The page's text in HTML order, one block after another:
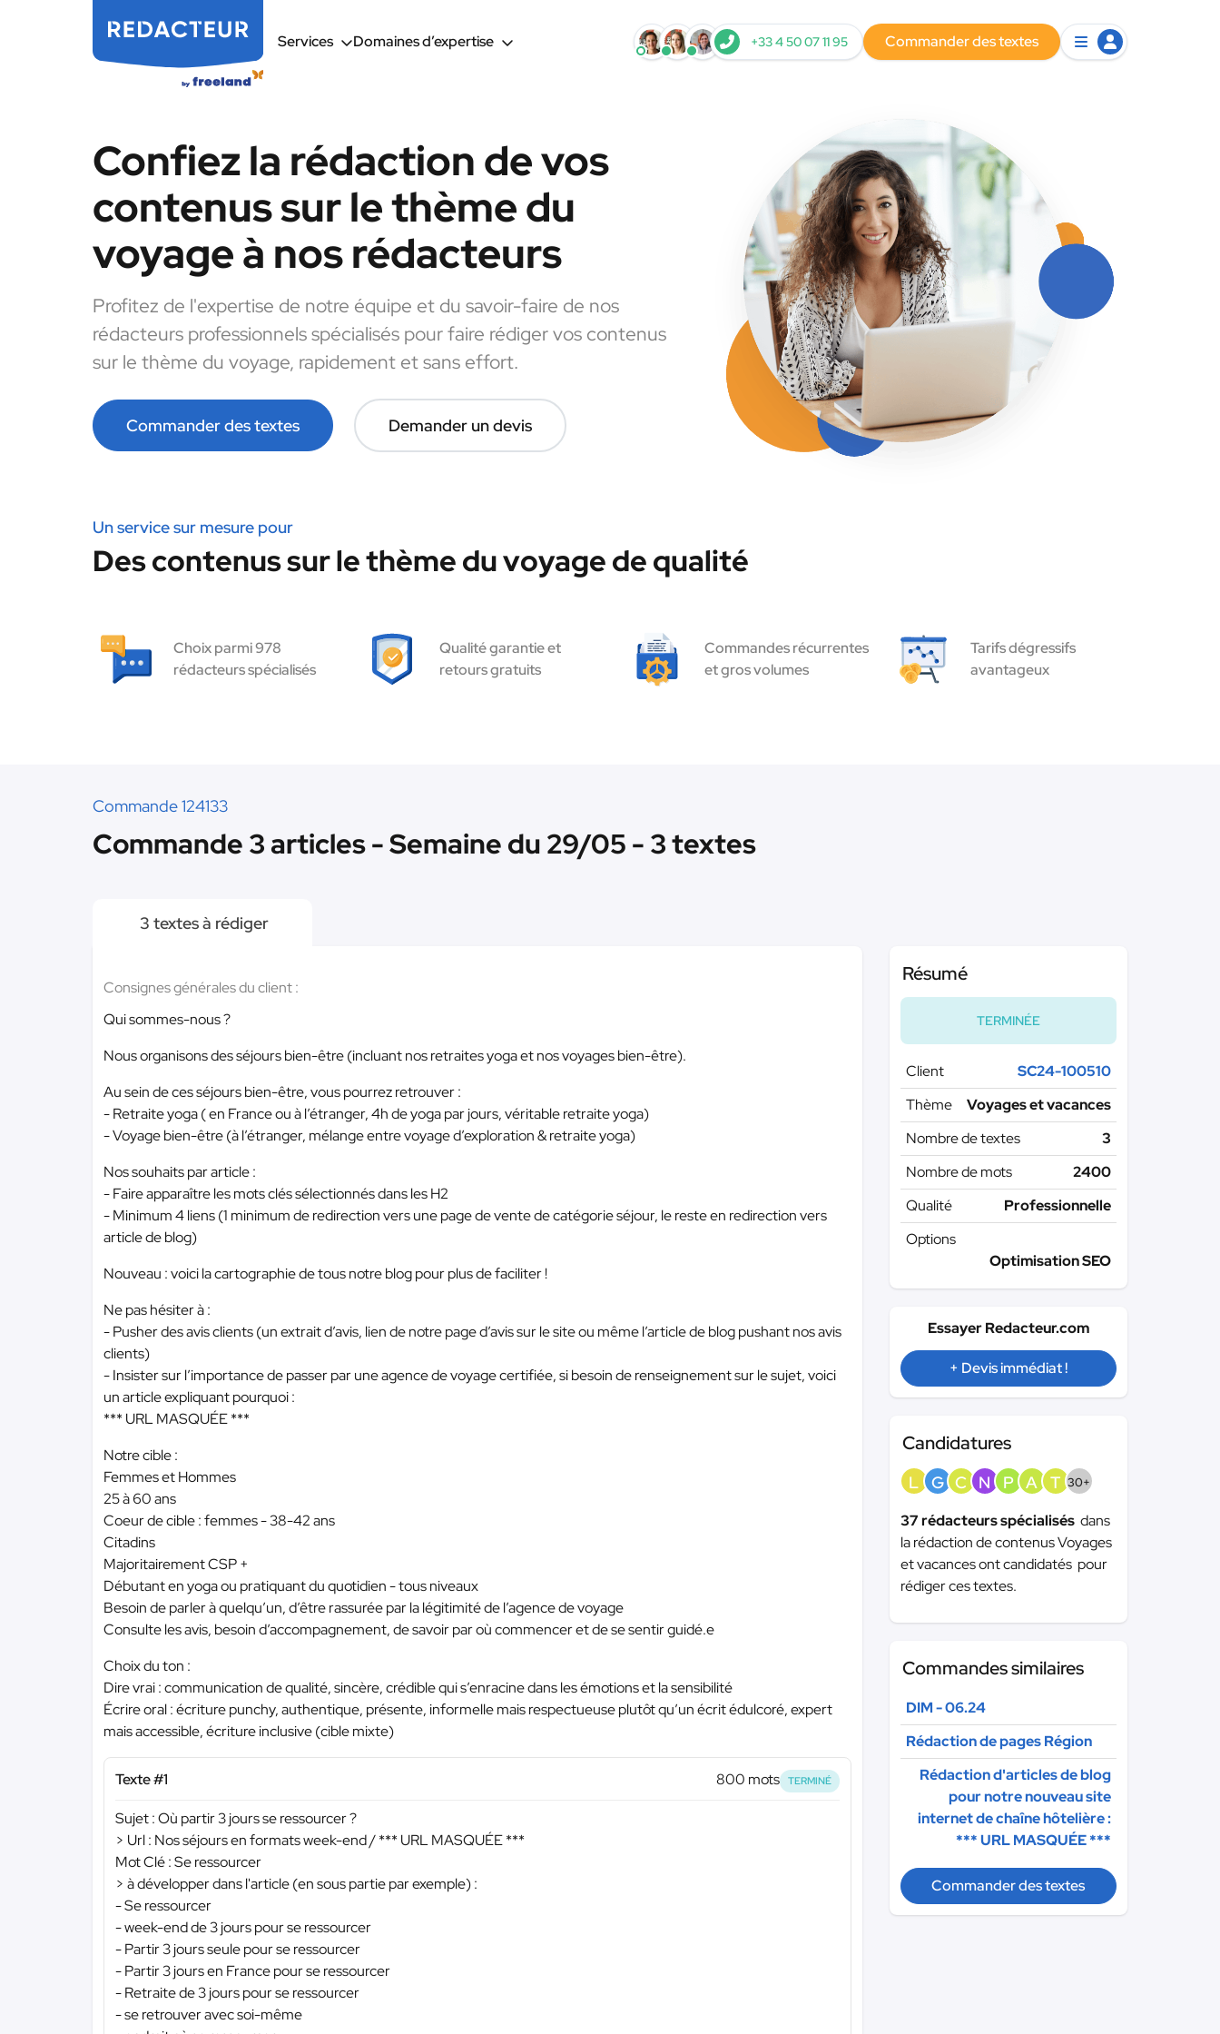
Services Domaines d’expertise +33 4 50 07 11 95 Commander des textes
Confiez la rédaction de vos
contenus sur le thème du
voyage à nos rédacteurs
Profitez de l'expertise de notre équipe et du savoir-faire de nos
rédacteurs professionnels spécialisés pour faire rédiger vos contenus
sur le thème du voyage, rapidement et sans effort.
Commander des textes Demander un devis
Un service sur mesure pour
Des contenus sur le thème du voyage de qualité
Choix parmi 978
rédacteurs spécialisés
Qualité garantie et
retours gratuits
Commandes récurrentes
et gros volumes
Tarifs dégressifs
avantageux
Commande 124133
Commande 3 articles - Semaine du 29/05 - 3 textes
3 textes à rédiger
Consignes générales du client :
Qui sommes-nous ?
Nous organisons des séjours bien-être (incluant nos retraites yoga et nos voyages bien-être).
Au sein de ces séjours bien-être, vous pourrez retrouver :
- Retraite yoga ( en France ou à l’étranger, 4h de yoga par jours, véritable retraite yoga)
- Voyage bien-être (à l’étranger, mélange entre voyage d’exploration & retraite yoga)
Nos souhaits par article :
- Faire apparaître les mots clés sélectionnés dans les H2
- Minimum 4 liens (1 minimum de redirection vers une page de vente de catégorie séjour, le reste en redirection vers
article de blog)
Nouveau : voici la cartographie de tous notre blog pour plus de faciliter !
Ne pas hésiter à :
- Pusher des avis clients (un extrait d’avis, lien de notre page d’avis sur le site ou même l’article de blog pushant nos avis
clients)
- Insister sur l’importance de passer par une agence de voyage certifiée, si besoin de renseignement sur le sujet, voici
un article expliquant pourquoi :
*** URL MASQUÉE ***
Notre cible :
Femmes et Hommes
25 à 60 ans
Coeur de cible : femmes - 38-42 ans
Citadins
Majoritairement CSP +
Débutant en yoga ou pratiquant du quotidien - tous niveaux
Besoin de parler à quelqu’un, d’être rassurée par la légitimité de l’agence de voyage
Consulte les avis, besoin d’accompagnement, de savoir par où commencer et de se sentir guidé.e
Choix du ton :
Dire vrai : communication de qualité, sincère, crédible qui s’enracine dans les émotions et la sensibilité
Écrire oral : écriture punchy, authentique, présente, informelle mais respectueuse plutôt qu’un écrit édulcoré, expert
mais accessible, écriture inclusive (cible mixte)
Texte #1 800 mots TERMINÉ
Sujet : Où partir 3 jours se ressourcer ?
> Url : Nos séjours en formats week-end /*** URL MASQUÉE ***
Mot Clé : Se ressourcer
> à développer dans l'article (en sous partie par exemple) :
- Se ressourcer
- week-end de 3 jours pour se ressourcer
- Partir 3 jours seule pour se ressourcer
- Partir 3 jours en France pour se ressourcer
- Retraite de 3 jours pour se ressourcer
- se retrouver avec soi-même
Résumé
TERMINÉE
Client
SC24-100510
Thème
Voyages et vacances
Nombre de textes
3
Nombre de mots
2400
Qualité
Professionnelle
Options
Optimisation SEO
Essayer Redacteur.com
+ Devis immédiat !
Candidatures
L G C N P A T 30+
37 rédacteurs spécialisés dans
la rédaction de contenus Voyages
et vacances ont candidatés pour
rédiger ces textes.
Commandes similaires
DIM - 06.24
Rédaction de pages Région
Rédaction d'articles de blog
pour notre nouveau site
internet de chaîne hôtelière :
*** URL MASQUÉE ***
Commander des textes